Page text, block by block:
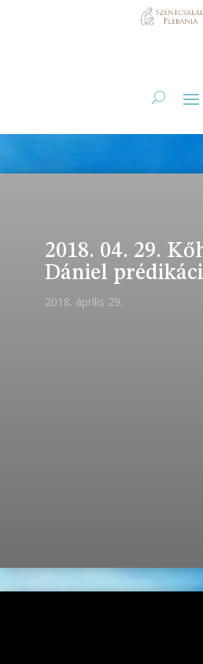
2018. 04. 29.
Dániel
2018. április 29.